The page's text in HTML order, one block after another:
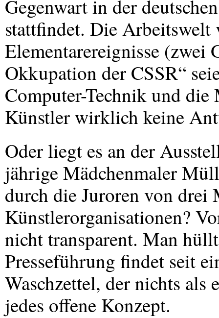
Gegenwart in der
stattfindet. Die
Elementarereignisse (zwei
Okkupation der CSSR“
Computer-Technik und
Künstler wirklich keine
Oder liegt es an der
jährige Mädchenmaler
durch die Juroren von drei
Künstlerorganisationen?
nicht transparent. Man
Presseführung findet seit
Waschzettel, der nichts als
jedes offene Konzept.